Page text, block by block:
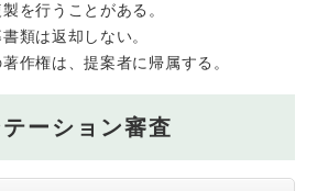
を行うことがある。
類は返却しない。
作権は、提案者に帰属する。
テーション審査